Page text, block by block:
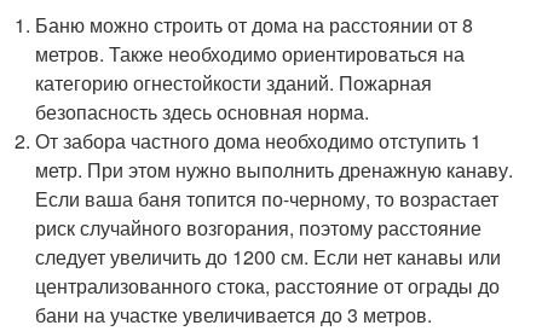
Баню можно строить от дома на расстоянии от 8
метров. Также необходимо ориентироваться на
категорию огнестойкости зданий. Пожарная
безопасность здесь основная норма.
От забора частного дома необходимо отступить 1
метр. При этом нужно выполнить дренажную канаву.
Если ваша баня топится по-черному, то возрастает
риск случайного возгорания, поэтому расстояние
следует увеличить до 1200 см. Если нет канавы или
централизованного стока, расстояние от ограды до
бани на участке увеличивается до 3 метров.